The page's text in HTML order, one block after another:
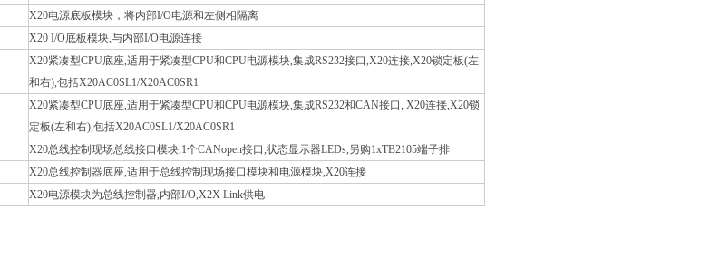
X20电源底板模块，将内部I/O电源和左侧相隔离
X20 I/O底板模块,与内部I/O电源连接
X20紧凑型CPU底座,适用于紧凑型CPU和CPU电源模块,集成RS232接口,X20连接,X20锁定板(左
和右),包括X20AC0SL1/X20AC0SR1
X20紧凑型CPU底座,适用于紧凑型CPU和CPU电源模块,集成RS232和CAN接口, X20连接,X20锁
定板(左和右),包括X20AC0SL1/X20AC0SR1
X20总线控制现场总线接口模块,1个CANopen接口,状态显示器LEDs,另购1xTB2105端子排
X20总线控制器底座,适用于总线控制现场接口模块和电源模块,X20连接
X20电源模块为总线控制器,内部I/O,X2X Link供电